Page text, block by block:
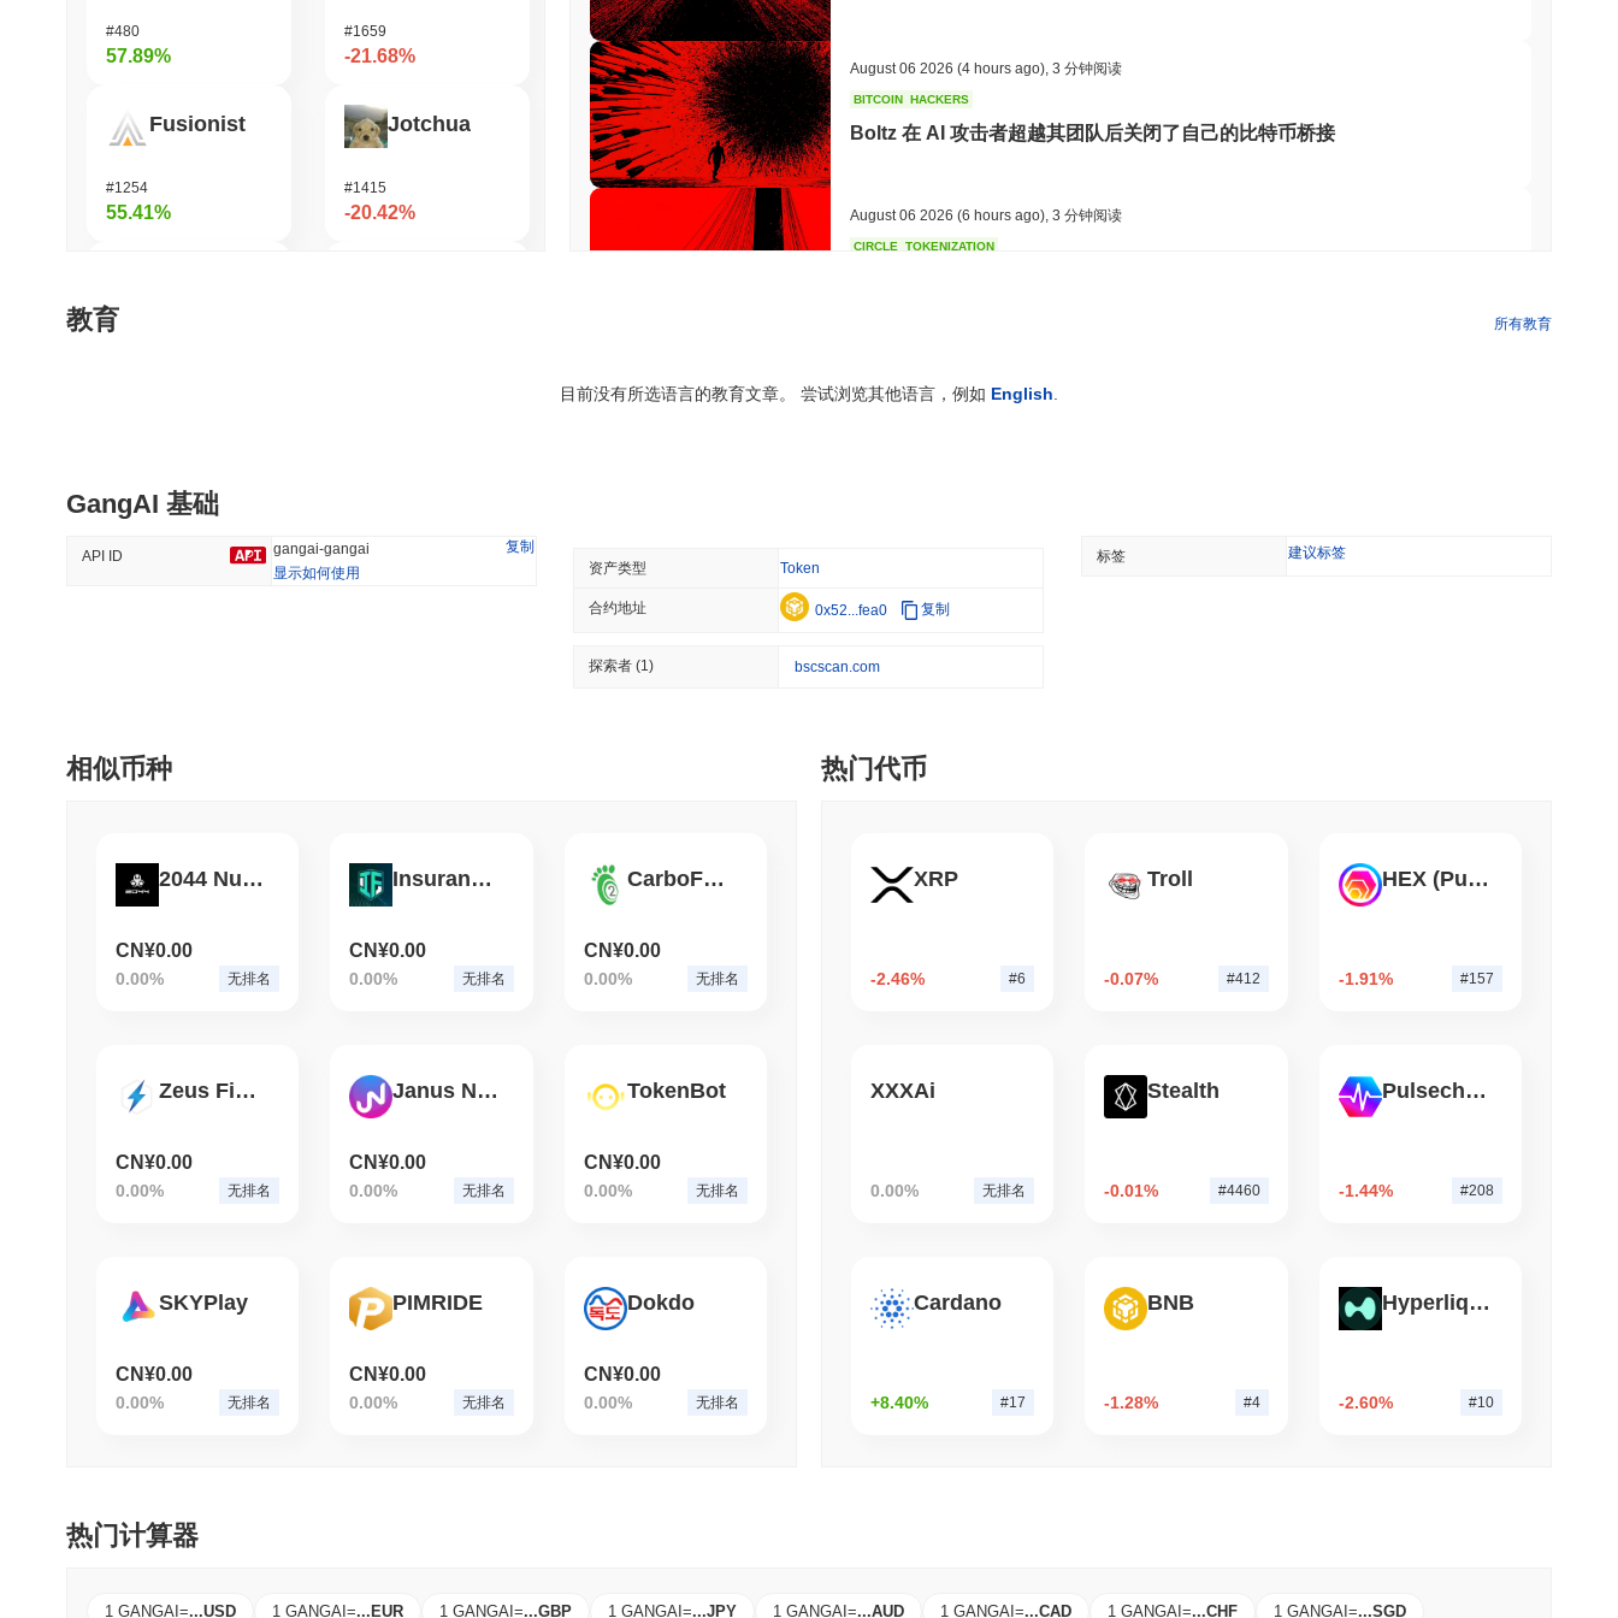
#480
57.89%
Fusionist
#1254
55.41%
#435
53.76%
#1659
-21.68%
Jotchua
#1415
-20.42%
-2.6%
August 06 2026 (4 hours ago) 3 分钟阅读
BITCOIN HACKERS
Boltz 在 AI 攻击者超越其团队后关闭了自己的比特币桥接
August 06 2026 (6 hours ago) 3 分钟阅读
CIRCLE TOKENIZATION
STABLECOINS CRYPTO REGULATIONS
Dinari 将整个 S&P 500 上链以供美国自托管钱包使用
BITCOIN CRYPTO SERVICES
August 05 2026
教育 所有教育
目前没有所选语言的教育文章。 尝试浏览其他语言，例如 English
GangAI 基础
API ID gangai-gangai
复制
显示如何使用
资产类型 Token
合约地址 0x52...fea0 复制
探索者(1) bscscan.com
标签 建议标签
相似币种
2044 Nuclear Apocalypse
CN¥0.00
0.00% 无排名
InsuranceFI
CN¥0.00
0.00% 无排名
CarboFoot
CN¥0.00
0.00% 无排名
Zeus Finance
CN¥0.00
0.00% 无排名
Janus Network
CN¥0.00
0.00% 无排名
TokenBot
CN¥0.00
0.00% 无排名
SKYPlay
CN¥0.00
0.00% 无排名
PIMRIDE
CN¥0.00
0.00% 无排名
Dokdo
CN¥0.00
0.00% 无排名
热门代币
XRP
-2.46% #6
Troll
-0.07% #412
HEX (Pulsechain)
-1.91% #157
XXXAi
0.00% 无排名
Stealth
-0.01% #4460
Pulsechain
-1.44% #208
Cardano
+8.40% #17
BNB
-1.28% #4
Hyperliquid
-2.60% #10
热门计算器
1 GANGAI=...USD 1 GANGAI=...EUR 1 GANGAI=...GBP 1 GANGAI=...JPY 1 GANGAI=...AUD 1 GANGAI=...CAD 1 GANGAI=...CHF 1 GANGAI=...SGD